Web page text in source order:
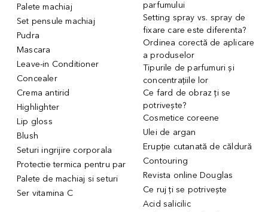
Palete machiaj
Set pensule machiaj
Pudra
Mascara
Leave-in Conditioner
Concealer
Crema antirid
Highlighter
Lip gloss
Blush
Seturi ingrijire corporala
Protectie termica pentru par
Palete de machiaj si seturi
Ser vitamina C
parfumului
Setting spray vs. spray de
fixare care este diferenta?
Ordinea corectă de aplicare
a produselor
Tipurile de parfumuri și
concentrațiile lor
Ce fard de obraz ți se
potrivește?
Cosmetice coreene
Ulei de argan
Erupție cutanată de căldură
Contouring
Revista online Douglas
Ce ruj ți se potrivește
Acid salicilic